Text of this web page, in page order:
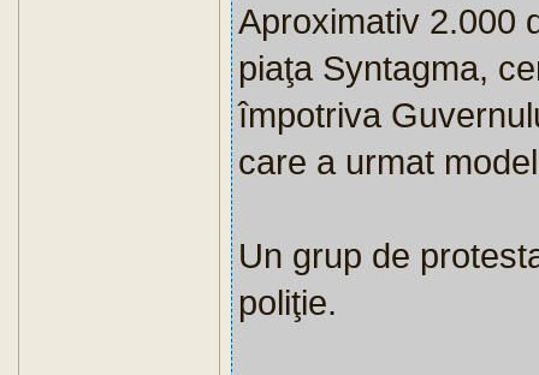
Aproximativ 2.000
piaţa Syntagma,
împotriva
care a urmat
Un grup de
poliţie.